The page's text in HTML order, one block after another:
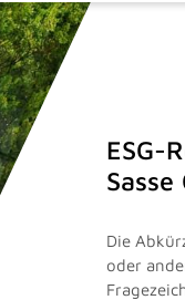
ESG-
Die
oder